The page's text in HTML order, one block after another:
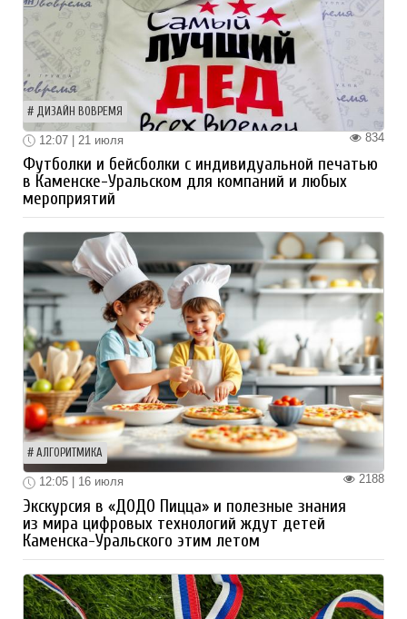
ДИЗАЙН ВОВРЕМЯ
834
12:07 | 21 июля
Футболки и бейсболки с индивидуальной печатью
в Каменске-Уральском для компаний и любых
мероприятий
АЛГОРИТМИКА
2188
12:05 | 16 июля
Экскурсия в «ДОДО Пицца» и полезные знания
из мира цифровых технологий ждут детей
Каменска-Уральского этим летом